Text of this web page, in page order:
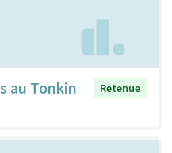
au Tonkin
Retenue